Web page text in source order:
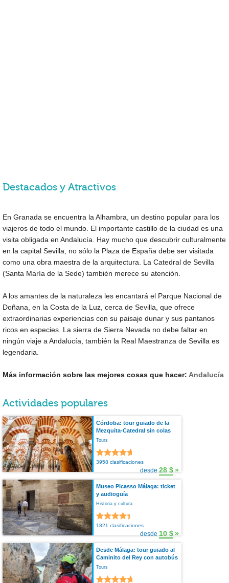
Destacados y Atractivos
En Granada se encuentra la Alhambra, un destino popular para los
viajeros de todo el mundo. El importante castillo de la ciudad es una
visita obligada en Andalucía. Hay mucho que descubrir culturalmente
en la capital Sevilla, no sólo la Plaza de España debe ser visitada
como una obra maestra de la arquitectura. La Catedral de Sevilla
(Santa María de la Sede) también merece su atención.
A los amantes de la naturaleza les encantará el Parque Nacional de
Doñana, en la Costa de la Luz, cerca de Sevilla, que ofrece
extraordinarias experiencias con su paisaje dunar y sus pantanos
ricos en especies. La sierra de Sierra Nevada no debe faltar en
ningún viaje a Andalucía, también la Real Maestranza de Sevilla es
legendaria.
Más información sobre las mejores cosas que hacer: Andalucía
Actividades populares
Córdoba: tour guiado de la
Mezquita-Catedral sin colas
Tours
3958 clasificaciones
desde 28 $»
Museo Picasso Málaga: ticket
y audioguía
Historia y cultura
1821 clasificaciones
desde 10 $»
Desde Málaga: tour guiado al
Caminito del Rey con autobús
Tours